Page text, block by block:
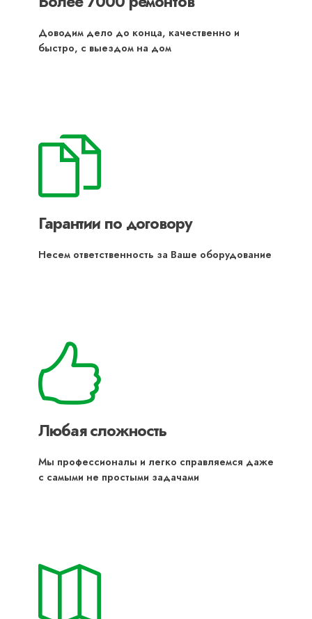
Доводим дело до конца, качественно и
быстро, с выездом на дом
Гарантии по договору
Несем ответственность за Ваше оборудование
Любая сложность
Мы профессионалы и легко справляемся даже
с самыми не простыми задачами